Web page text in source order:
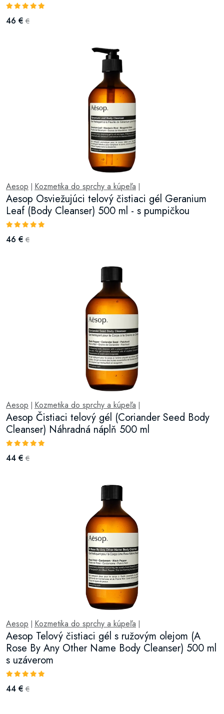
46 € €
Aesop Kozmetika do sprchy a kúpeľa
Aesop Osviežujúci telový čistiaci gél Geranium
Leaf (Body Cleanser) 500 ml - s pumpičkou
46 € €
Aesop Kozmetika do sprchy a kúpeľa
Aesop Čistiaci telový gél (Coriander Seed Body
Cleanser) Náhradná náplň 500 ml
44 € €
Aesop Kozmetika do sprchy a kúpeľa
Aesop Telový čistiaci gél s ružovým olejom (A
Rose By Any Other Name Body Cleanser) 500 ml
s uzáverom
44 € €